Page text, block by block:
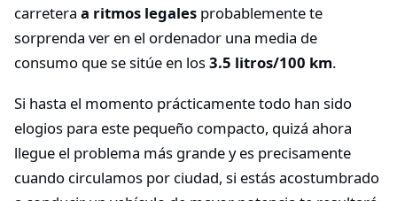
carretera a ritmos legales probablemente te
sorprenda ver en el ordenador una media de
consumo que se sitúe en los3.5 litros/100 km.
Si hasta el momento prácticamente todo han sido
elogios para este pequeño compacto, quizá ahora
llegue el problema más grande y es precisamente
cuando circulamos por ciudad, si estás acostumbrado